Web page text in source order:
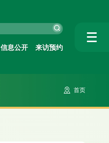
信息公开 来访预约
首页